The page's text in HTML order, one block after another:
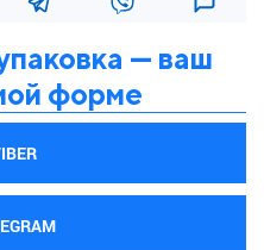
— ваш
форме